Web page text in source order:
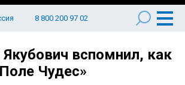
8 800 200 97 02
вспомнил, как
Чудес»